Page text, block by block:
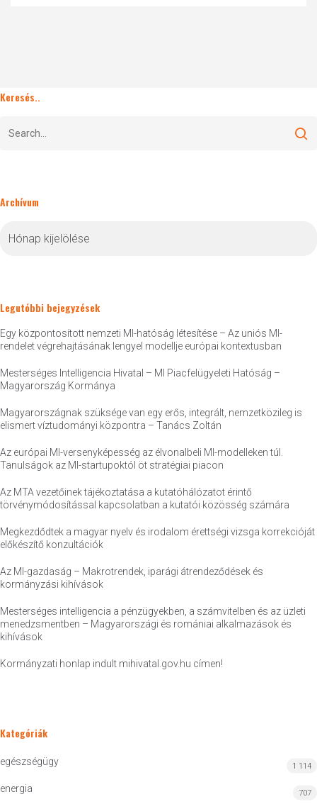
Keresés..
Archívum
Legutóbbi bejegyzések
Egy központosított nemzeti MI-hatóság létesítése – Az uniós MI-
rendelet végrehajtásának lengyel modellje európai kontextusban
Mesterséges Intelligencia Hivatal – MI Piacfelügyeleti Hatóság –
Magyarország Kormánya
Magyarországnak szüksége van egy erős, integrált, nemzetközileg is
elismert víztudományi központra – Tanács Zoltán
Az európai MI-versenyképesség az élvonalbeli MI-modelleken túl.
Tanulságok az MI-startupoktól öt stratégiai piacon
Az MTA vezetőinek tájékoztatása a kutatóhálózatot érintő
törvénymódosítással kapcsolatban a kutatói közösség számára
Megkezdődtek a magyar nyelv és irodalom érettségi vizsga korrekcióját
előkészítő konzultációk
Az MI-gazdaság – Makrotrendek, iparági átrendeződések és
kormányzási kihívások
Mesterséges intelligencia a pénzügyekben, a számvitelben és az üzleti
menedzsmentben – Magyarországi és romániai alkalmazások és
kihívások
Kormányzati honlap indult mihivatal.gov.hu címen!
Kategóriák
egészségügy 1 114
energia 707